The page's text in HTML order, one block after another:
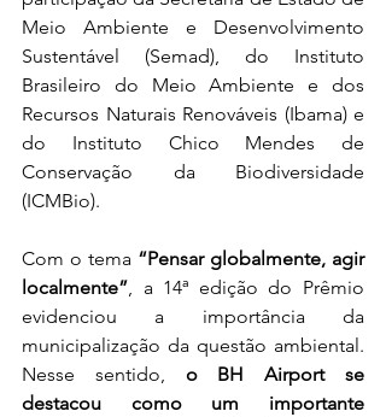
Meio Ambiente e Desenvolvimento
Sustentável (Semad), do Instituto
Brasileiro do Meio Ambiente e dos
Recursos Naturais Renováveis (Ibama) e
do Instituto Chico Mendes de
Conservação da Biodiversidade
(ICMBio).
Com o tema “Pensar globalmente, agir
localmente”, a 14ª edição do Prêmio
evidenciou a importância da
municipalização da questão ambiental.
Nesse sentido, o BH Airport se
destacou como um importante